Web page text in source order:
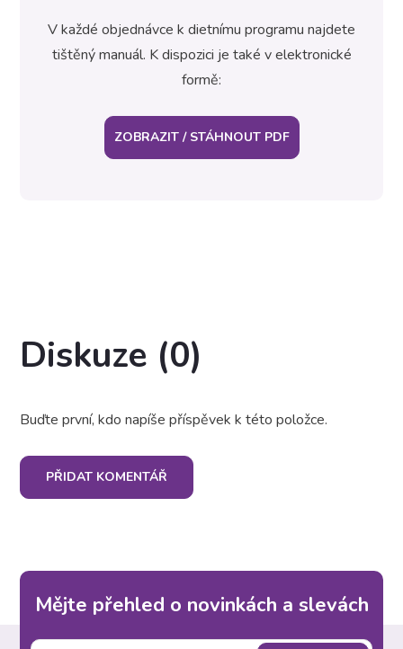
V každé objednávce k dietnímu programu najdete
tištěný manuál. K dispozici je také v elektronické
formě:
ZOBRAZIT / STÁHNOUT PDF
Diskuze (0)
Buďte první, kdo napíše příspěvek k této položce.
PŘIDAT KOMENTÁŘ
Mějte přehled o novinkách a slevách